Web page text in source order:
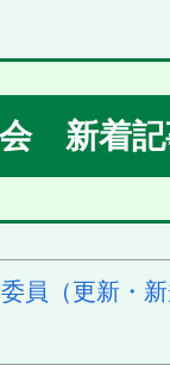
会 新着
員（更新・